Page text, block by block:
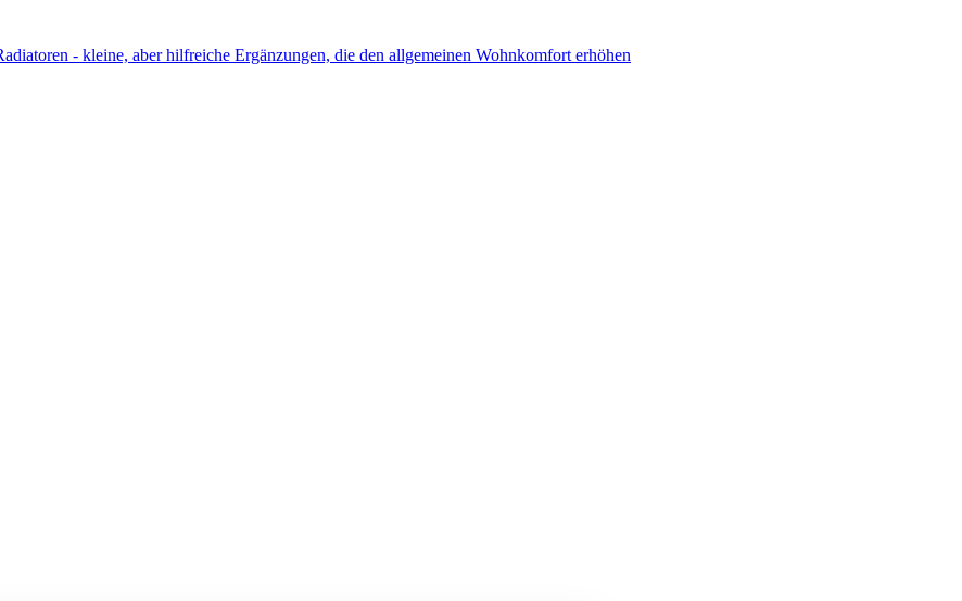
- kleine, aber hilfreiche Ergänzungen, die den allgemeinen Wohnkomfort erhöhen